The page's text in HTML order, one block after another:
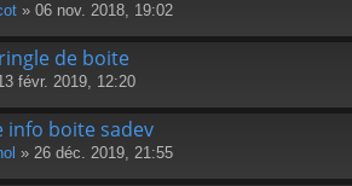
» 06 nov. 2018, 19:02
de boite
févr. 2019, 12:20
info boite sadev
» 26 déc. 2019, 21:55